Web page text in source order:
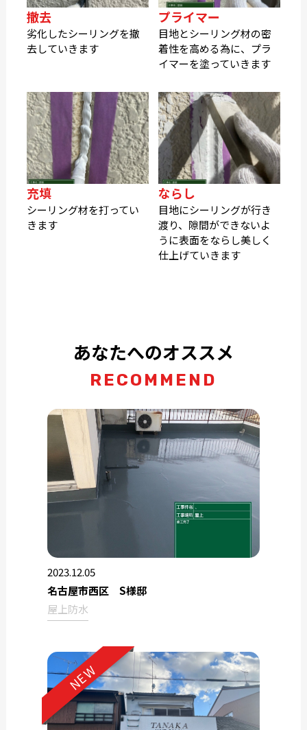
撤去
劣化したシーリングを撤
去していきます
プライマー
目地とシーリング材の密
着性を高める為に、プラ
イマーを塗っていきます
充填
シーリング材を打ってい
きます
ならし
目地にシーリングが行き
渡り、隙間ができないよ
うに表面をならし美しく
仕上げていきます
あなたへのオススメ
RECOMMEND
2023.12.05
名古屋市西区 S様邸
屋上防水
NEW